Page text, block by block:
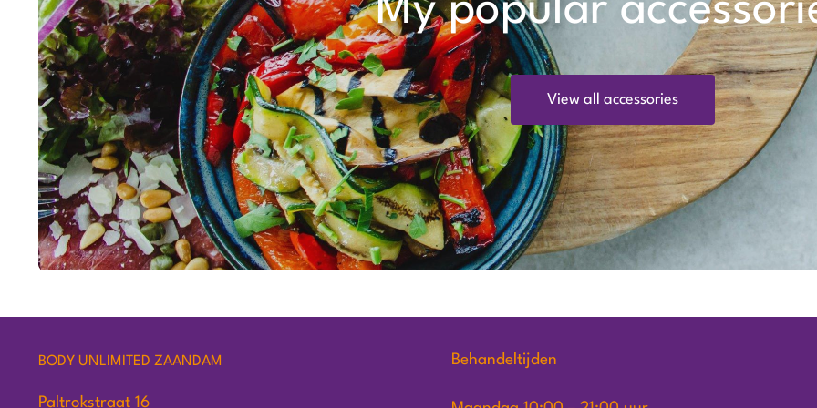
My popular
View all accessories
BODY UNLIMITED ZAANDAM
Paltrokstraat 16
Behandeltijden